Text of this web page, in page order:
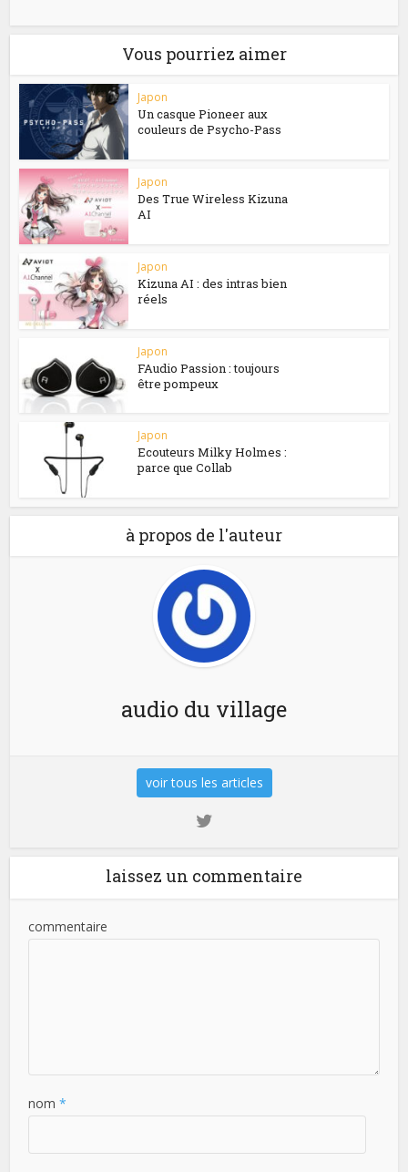
Vous pourriez aimer
Japon
Un casque Pioneer aux
couleurs de Psycho-Pass
Japon
Des True Wireless Kizuna
AI
Japon
Kizuna AI : des intras bien
réels
Japon
FAudio Passion : toujours
être pompeux
Japon
Ecouteurs Milky Holmes :
parce que Collab
à propos de l'auteur
audio du village
voir tous les articles
laissez un commentaire
commentaire
nom *